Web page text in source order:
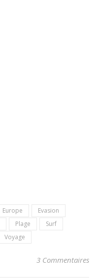
Europe
Evasion
Plage
Surf
Voyage
3 Commentaires